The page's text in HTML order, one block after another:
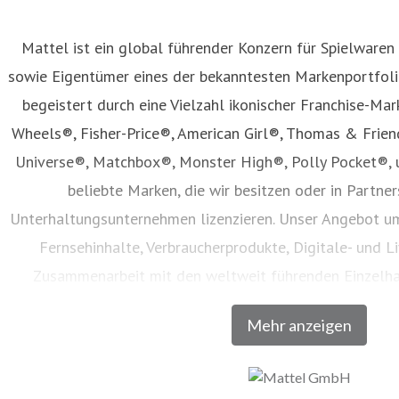
Mehr anzeigen
Mattel ist ein global führender Konzern für
sowie Eigentümer eines der bekanntesten
begeistert durch eine Vielzahl ikonischer Franchise-
Wheels®, Fisher-Price®, American Girl®, Thomas &
Universe®, Matchbox®, Monster High®, Polly Pocket®,
beliebte Marken, die wir besitzen oder in
Unterhaltungsunternehmen lizenzieren. Unser Angebot
Fernsehinhalte, Verbraucherprodukte, Digitale- und
Zusammenarbeit mit den weltweit führenden
Unternehmen vertrieben werden. Seit seiner Gründung
Generationen dazu, den Zauber der Kindheit zu